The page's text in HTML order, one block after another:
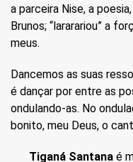
a parceira Nise, a
Brunos; “lararariou” a
meus.
Dancemos as suas
é dançar por entre as
ondulando-as. No
bonito, meu Deus, o
Tiganá Santana é